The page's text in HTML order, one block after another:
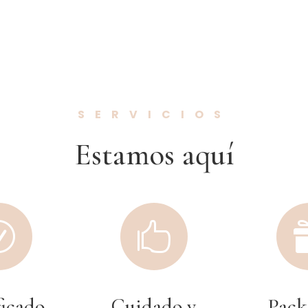
SERVICIOS
Estamos aquí
